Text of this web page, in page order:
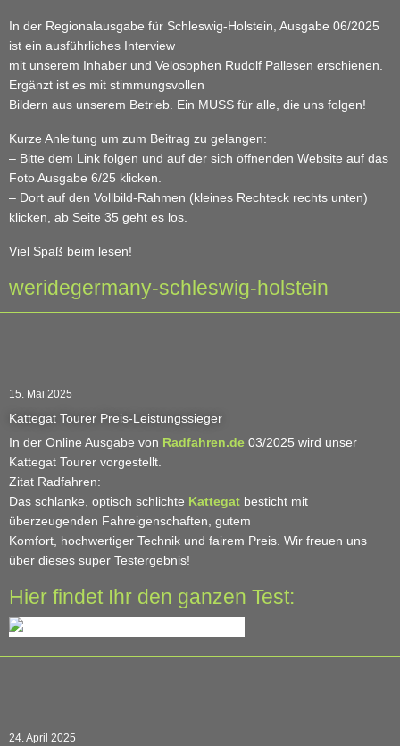
In der Regionalausgabe für Schleswig-Holstein, Ausgabe 06/2025
ist ein ausführliches Interview
mit unserem Inhaber und Velosophen Rudolf Pallesen erschienen.
Ergänzt ist es mit stimmungsvollen
Bildern aus unserem Betrieb. Ein MUSS für alle, die uns folgen!
Kurze Anleitung um zum Beitrag zu gelangen:
– Bitte dem Link folgen und auf der sich öffnenden Website auf das
Foto Ausgabe 6/25 klicken.
– Dort auf den Vollbild-Rahmen (kleines Rechteck rechts unten)
klicken, ab Seite 35 geht es los.
Viel Spaß beim lesen!
weridegermany-schleswig-holstein
15. Mai 2025
Kattegat Tourer Preis-Leistungssieger
In der Online Ausgabe von Radfahren.de 03/2025 wird unser
Kattegat Tourer vorgestellt.
Zitat Radfahren:
Das schlanke, optisch schlichte Kattegat besticht mit
überzeugenden Fahreigenschaften, gutem
Komfort, hochwertiger Technik und fairem Preis. Wir freuen uns
über dieses super Testergebnis!
Hier findet Ihr den ganzen Test:
24. April 2025